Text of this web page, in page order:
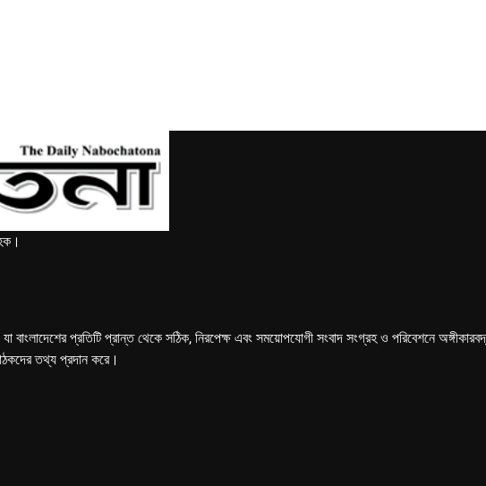
প্রতিটি প্রান্ত থেকে সঠিক, নিরপেক্ষ এবং সময়োপযোগী সংবাদ সংগ্রহ ও পরিবেশনে
তথ্য প্রদান করে।